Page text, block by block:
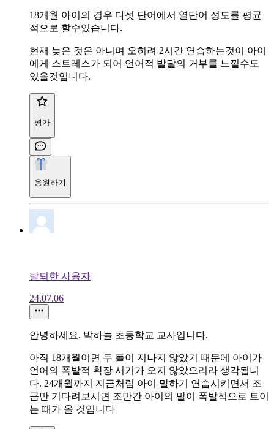
18개월 아이의 경우 다섯 단어에서 열단어 정도를 평균
적으로 할수있습니다.
현재 늦은 것은 아니며 오히려 2시간 연습하는것이 아이
에게 스트레스가 되어 언어적 발달의 거부를 느낄수도
있을것입니다.
평가
응원하기
탈퇴한 사용자
24.07.06
안녕하세요. 박하늘 초등학교 교사입니다.
아직 18개월이면 두 돌이 지나지 않았기 때문에 아이가
언어의 폭발적 확장 시기가 오지 않았으리라 생각됩니
다. 24개월까지 지금처럼 아이 말하기 연습시키면서 조
금만 기다려보시면 조만간 아이의 말이 폭발적으로 트이
는 때가 올 것입니다